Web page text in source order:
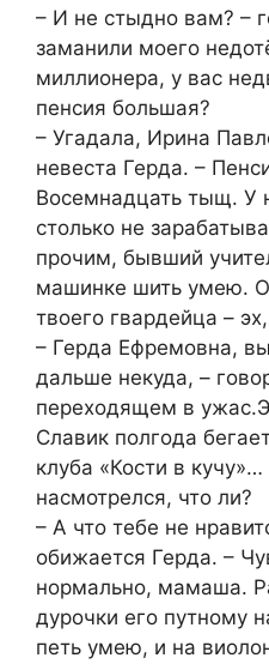
– И не стыдно вам? –
заманили моего
миллионера, у вас
пенсия большая?
– Угадала, Ирина
невеста Герда. –
Восемнадцать тыщ. У
столько не
прочим, бывший
машинке шить умею.
твоего гвардейца –
– Герда Ефремовна,
дальше некуда, –
переходящем в
Славик полгода
клуба «Кости в
насмотрелся, что ли?
– А что тебе не
обижается Герда. –
нормально, мамаша.
дурочки его путному
петь умею, и на